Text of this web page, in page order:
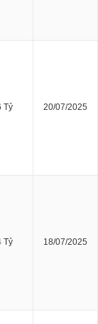
Tỷ 20/07/2025
Tỷ 18/07/2025